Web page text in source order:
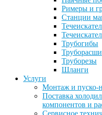
Римеры и
Станции
Трубогибы
Труборезы
Шланги
Услуги
Монтаж и пуско-
Поставка
компонентов и
Сервисное